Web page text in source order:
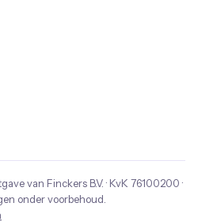
van Finckers B.V. · KvK 76100200 ·
onder voorbehoud.